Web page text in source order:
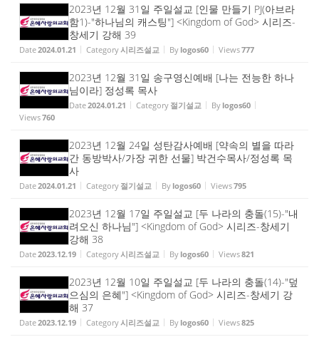
2023년 12월 31일 주일설교 [인물 만들기 PJ(아브라
함1)-"하나님의 캐스팅"] <Kingdom of God> 시리즈-
창세기 강해 39
Date2024.01.21 Category시리즈설교 By logos60 Views777
2023년 12월 31일 송구영신예배 [나는 전능한 하나
님이라] 정성록 목사
Date2024.01.21 Category 절기설교 By logos60
Views760
2023년 12월 24일 성탄감사예배 [약속의 별을 따라
간 동방박사/가장 귀한 선물] 박건수목사/정성록 목
사
Date2024.01.21 Category 절기설교 By logos60 Views795
2023년 12월 17일 주일설교 [두 나라의 충돌(15)-"내
려오신 하나님"] <Kingdom of God> 시리즈-창세기
강해 38
Date2023.12.19 Category시리즈설교 By logos60 Views821
2023년 12월 10일 주일설교 [두 나라의 충돌(14)-"덮
으심의 은혜"] <Kingdom of God> 시리즈-창세기 강
해 37
Date2023.12.19 Category시리즈설교 By logos60 Views825